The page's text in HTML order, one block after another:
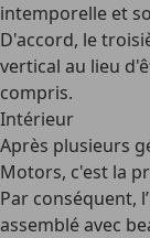
intemporelle et
D'accord, le
vertical au lieu
compris.
Intérieur
Après plusieurs
Motors, c'est la
Par conséquent,
assemblé avec